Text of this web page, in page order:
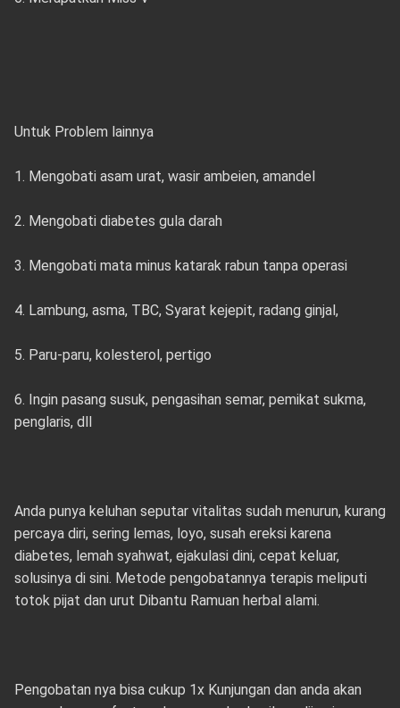
Untuk Problem lainnya
1. Mengobati asam urat, wasir ambeien, amandel
2. Mengobati diabetes gula darah
3. Mengobati mata minus katarak rabun tanpa operasi
4. Lambung, asma, TBC, Syarat kejepit, radang ginjal,
5. Paru-paru, kolesterol, pertigo
6. Ingin pasang susuk, pengasihan semar, pemikat sukma,
penglaris, dll
Anda punya keluhan seputar vitalitas sudah menurun, kurang
percaya diri, sering lemas, loyo, susah ereksi karena
diabetes, lemah syahwat, ejakulasi dini, cepat keluar,
solusinya di sini. Metode pengobatannya terapis meliputi
totok pijat dan urut Dibantu Ramuan herbal alami.
Pengobatan nya bisa cukup 1x Kunjungan dan anda akan